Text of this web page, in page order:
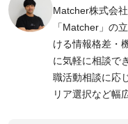
Matcher株式会
「Matcher」の
ける情報格差・
に気軽に相談で
職活動相談に応
リア選択など幅